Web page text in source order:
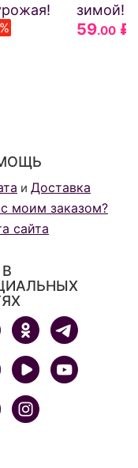
зимой!
59.00 ₽
и Доставка
моим заказом?
сайта